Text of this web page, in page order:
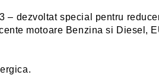
– dezvoltat special pentru
motoare Benzina si